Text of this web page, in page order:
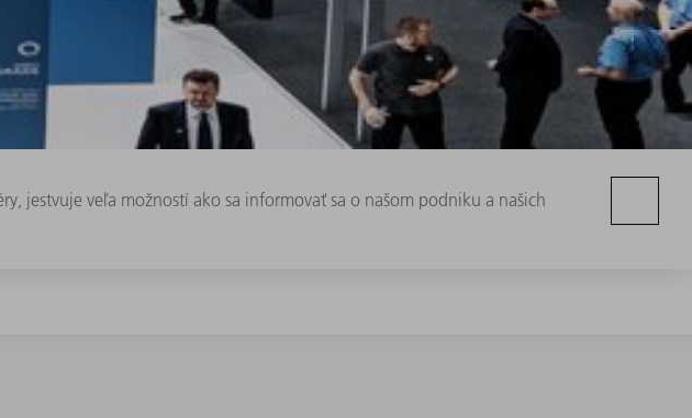
jestvuje veľa možností ako sa informovať sa o našom podniku a našich